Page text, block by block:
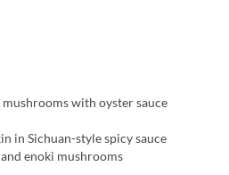
with oyster sauce
in Sichuan-style spicy sauce
enoki mushrooms